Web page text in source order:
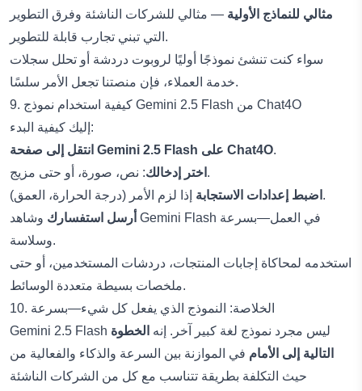
مثالي للنماذج الأولية — مثالي للشركات الناشئة وفرق التطوير
التي تبني تجارب قابلة للتطوير.
سواء كنت تنشئ نموذجًا أوليًا لروبوت دردشة أو تحلل سجلات
خدمة العملاء، فإن منصتنا تجعل الأمر سلسًا.
9. كيفية استخدام نموذج Gemini 2.5 Flash من Chat4O
إليك كيفية البدء:
Gemini 2.5 Flash على Chat4O.
اختر إدخالك : نص، صورة، أو حتى مزيج.
اضبط إعدادات الاستجابة إذا لزم الأمر (درجة الحرارة، العمق).
أرسل استفسارك وشاهد Gemini Flash في العمل—بسرعة
وسلاسة.
استخدمه لمحاكاة إجابات المنتجات، دردشات المستخدمين، أو حتى
ملخصات بسيطة متعددة الوسائط.
10. الخلاصة: النموذج الذي يفعل كل شيء—بسرعة
Gemini 2.5 Flash ليس مجرد نموذج لغة كبير آخر. إنه الخطوة
التالية إلى الأمام في الموازنة بين السرعة والذكاء والفعالية من
حيث التكلفة بطريقة تتناسب مع كل من الشركات الناشئة